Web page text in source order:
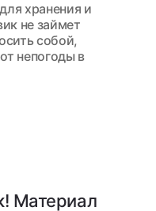
хранения и
не займет
собой,
непогоды в
Материал